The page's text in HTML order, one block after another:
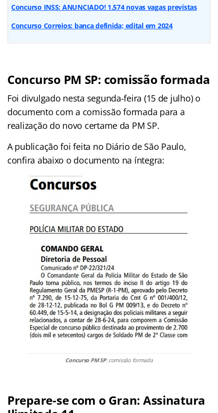
Concurso INSS: ANUNCIADO! 1.574 novas vagas previstas
Concurso Correios: banca definida; edital em 2024
Concurso PM SP: comissão formada
Foi divulgado nesta segunda-feira (15 de julho) o
documento com a comissão formada para a
realização do novo certame da PM SP.
A publicação foi feita no Diário de São Paulo,
confira abaixo o documento na íntegra:
Concurso PM SP: comissão formada
Prepare-se com o Gran: Assinatura